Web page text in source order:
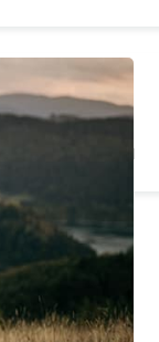
OREBRO - SWEDEN